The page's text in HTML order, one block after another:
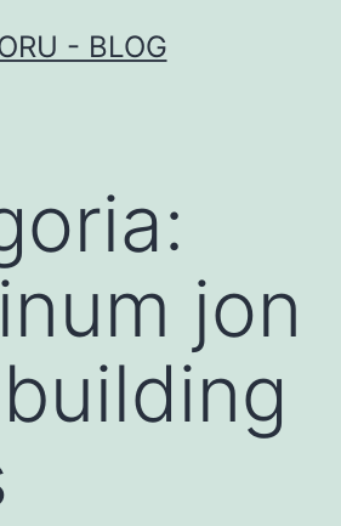
- BLOG
jon